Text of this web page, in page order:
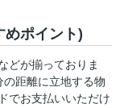
めポイント)
どが揃っておりま
距離に立地する物
でお支払いいただけ